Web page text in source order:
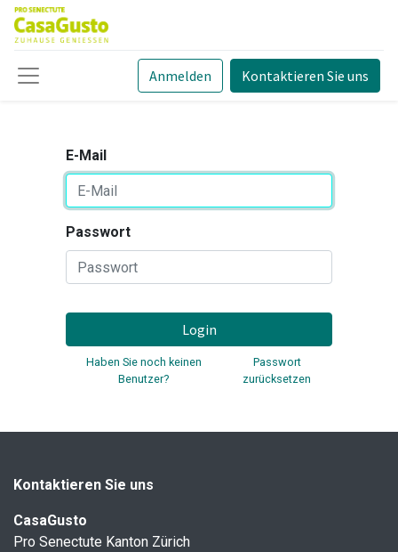
Anmelden Kontaktieren Sie uns
E-Mail
Passwort
Login
Haben Sie noch keinen
Benutzer?
Passwort
zurücksetzen
Kontaktieren Sie uns
CasaGusto
Pro Senectute Kanton Zürich